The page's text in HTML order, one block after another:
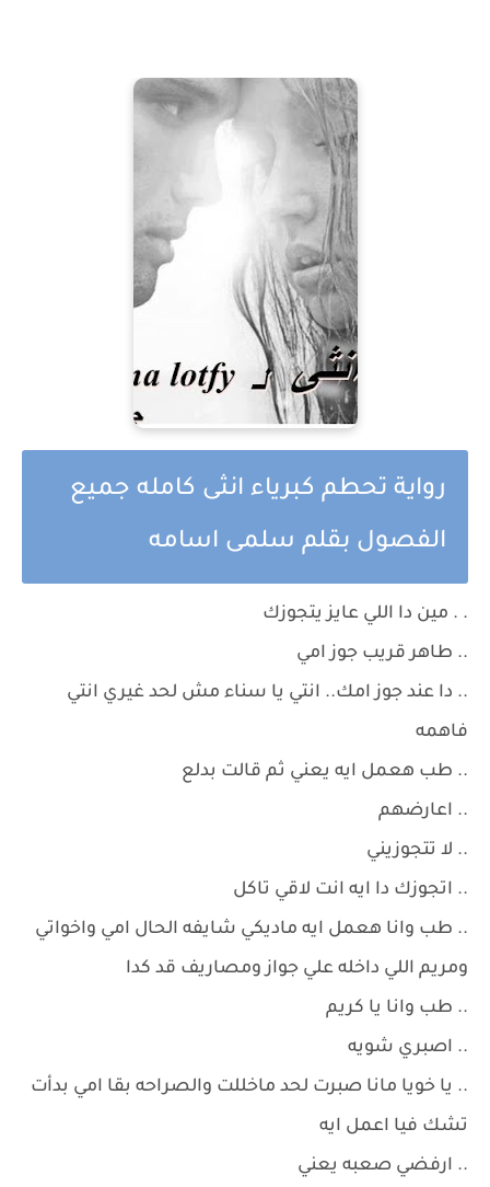
رواية تحطم كبرياء انثى كامله جميع
الفصول بقلم سلمى اسامه
. . مين دا اللي عايز يتجوزك
.. طاهر قريب جوز امي
.. دا عند جوز امك.. انتي يا سناء مش لحد غيري انتي
فاهمه
.. طب هعمل ايه يعني ثم قالت بدلع
.. اعارضهم
.. لا تتجوزيني
.. اتجوزك دا ايه انت لاقي تاكل
.. طب وانا هعمل ايه ماديكي شايفه الحال امي واخواتي
ومريم اللي داخله علي جواز ومصاريف قد كدا
.. طب وانا يا كريم
.. اصبري شويه
.. يا خويا مانا صبرت لحد ماخللت والصراحه بقا امي بدأت
تشك فيا اعمل ايه
.. ارفضي صعبه يعني